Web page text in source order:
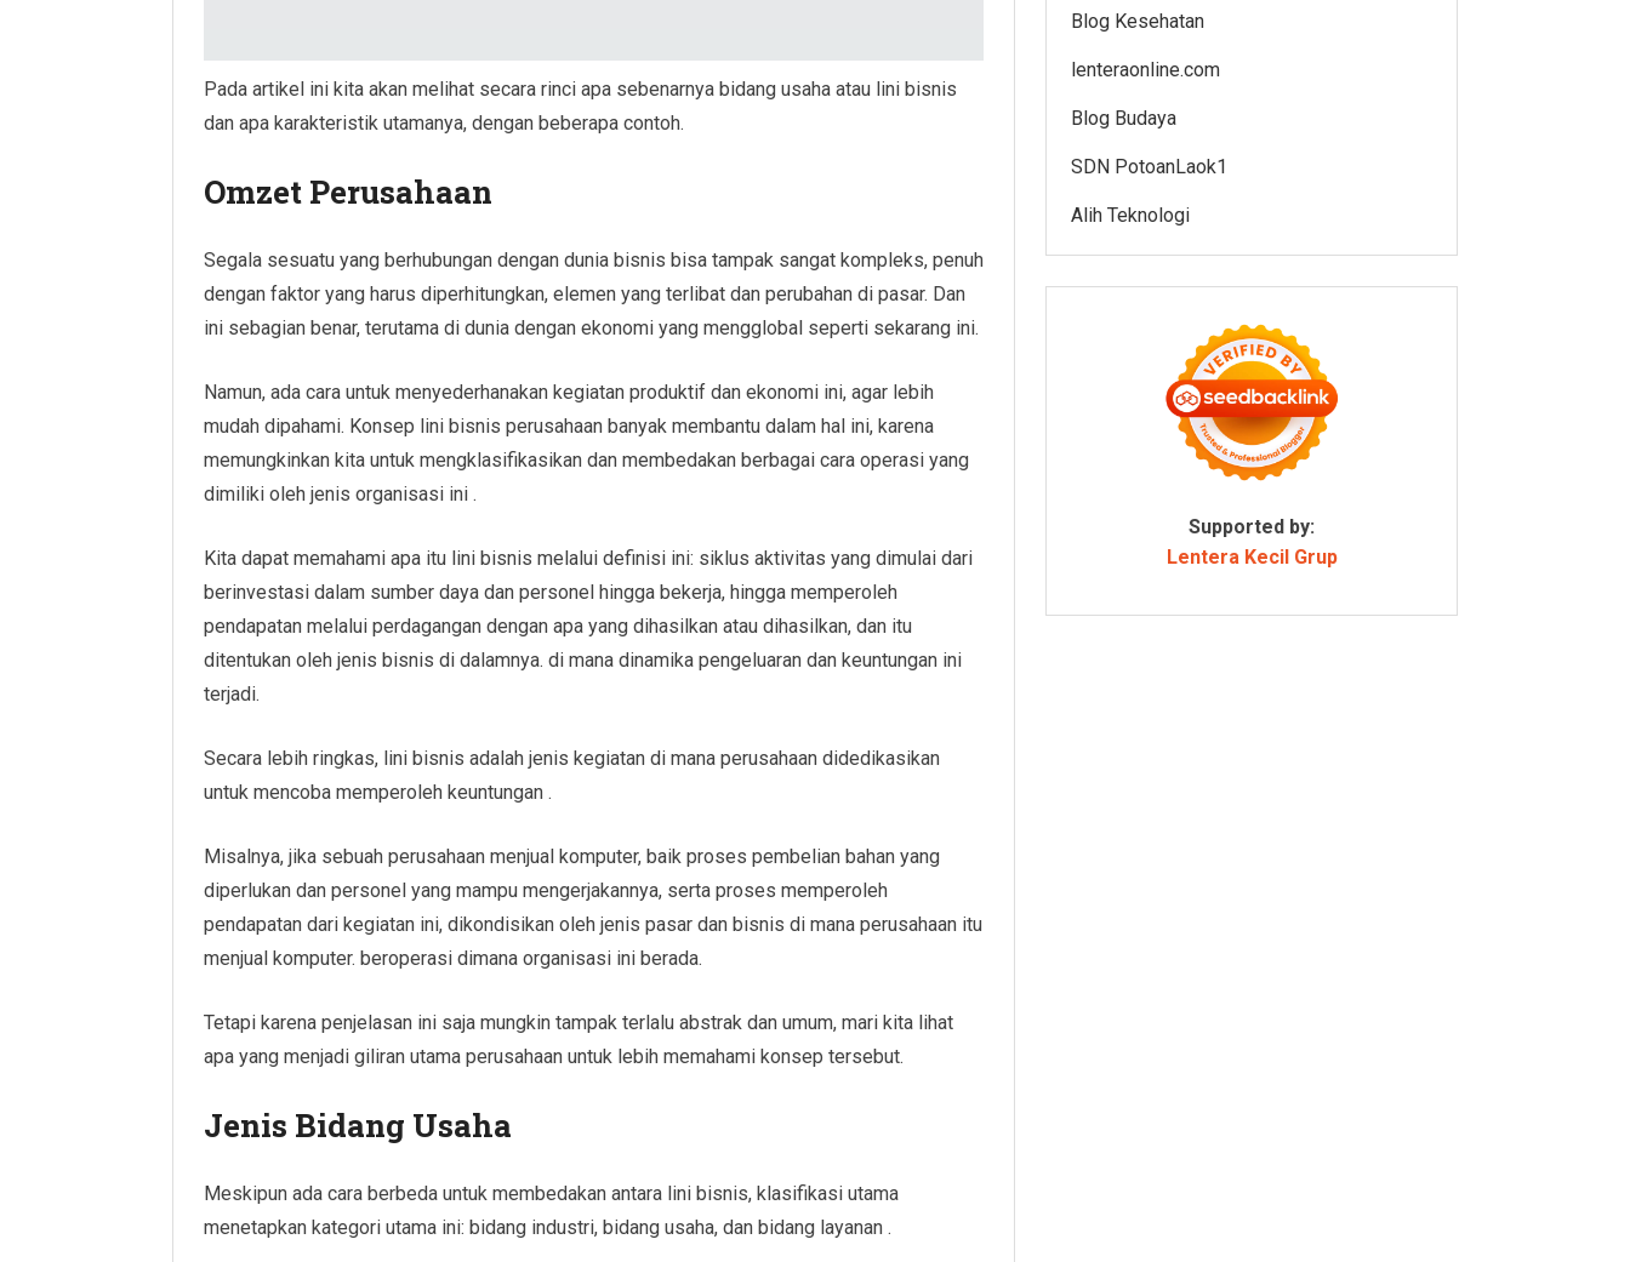
Pada artikel ini kita akan melihat secara rinci apa sebenarnya bidang usaha atau lini bisnis
dan apa karakteristik utamanya, dengan beberapa contoh.
Omzet Perusahaan
Segala sesuatu yang berhubungan dengan dunia bisnis bisa tampak sangat kompleks, penuh
dengan faktor yang harus diperhitungkan, elemen yang terlibat dan perubahan di pasar. Dan
ini sebagian benar, terutama di dunia dengan ekonomi yang mengglobal seperti sekarang ini.
Namun, ada cara untuk menyederhanakan kegiatan produktif dan ekonomi ini, agar lebih
mudah dipahami. Konsep lini bisnis perusahaan banyak membantu dalam hal ini, karena
memungkinkan kita untuk mengklasifikasikan dan membedakan berbagai cara operasi yang
dimiliki oleh jenis organisasi ini .
Kita dapat memahami apa itu lini bisnis melalui definisi ini: siklus aktivitas yang dimulai dari
berinvestasi dalam sumber daya dan personel hingga bekerja, hingga memperoleh
pendapatan melalui perdagangan dengan apa yang dihasilkan atau dihasilkan, dan itu
ditentukan oleh jenis bisnis di dalamnya. di mana dinamika pengeluaran dan keuntungan ini
terjadi.
Secara lebih ringkas, lini bisnis adalah jenis kegiatan di mana perusahaan didedikasikan
untuk mencoba memperoleh keuntungan .
Misalnya, jika sebuah perusahaan menjual komputer, baik proses pembelian bahan yang
diperlukan dan personel yang mampu mengerjakannya, serta proses memperoleh
pendapatan dari kegiatan ini, dikondisikan oleh jenis pasar dan bisnis di mana perusahaan itu
menjual komputer. beroperasi dimana organisasi ini berada.
Tetapi karena penjelasan ini saja mungkin tampak terlalu abstrak dan umum, mari kita lihat
apa yang menjadi giliran utama perusahaan untuk lebih memahami konsep tersebut.
Jenis Bidang Usaha
Meskipun ada cara berbeda untuk membedakan antara lini bisnis, klasifikasi utama
menetapkan kategori utama ini: bidang industri, bidang usaha, dan bidang layanan .
Blog Kesehatan
lenteraonline.com
Blog Budaya
SDN PotoanLaok1
Alih Teknologi
Supported by:
Lentera Kecil Grup